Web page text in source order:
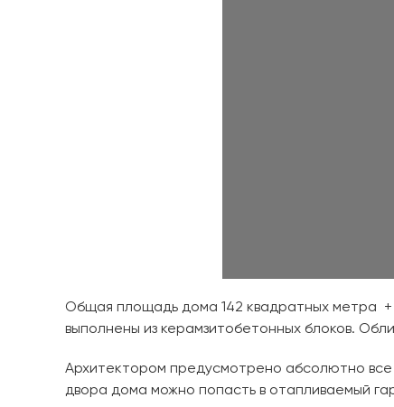
Общая площадь дома 142 квадратных метра
выполнены из керамзитобетонных блоков.
Архитектором предусмотрено абсолютно все
двора дома можно попасть в отапливаемый